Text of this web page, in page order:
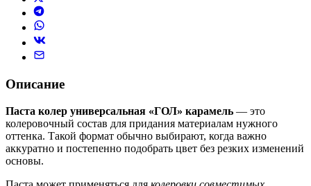
Описание
Паста колер универсальная «ГОЛ» карамель — это
колеровочный состав для придания материалам нужного
оттенка. Такой формат обычно выбирают, когда важно
аккуратно и постепенно подобрать цвет без резких изменений
основы.